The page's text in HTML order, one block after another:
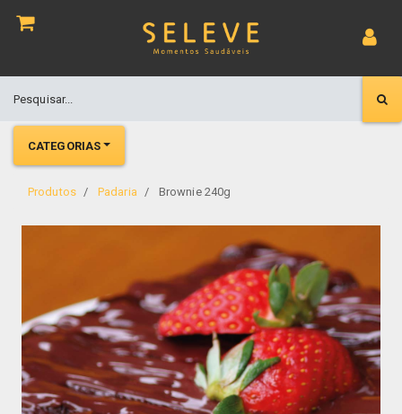
CATEGORIAS
Produtos Padaria Brownie 240g